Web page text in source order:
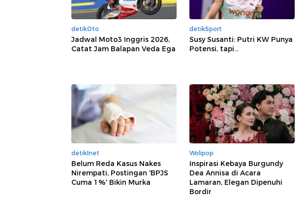
detikOto
Jadwal Moto3 Inggris 2026,
Catat Jam Balapan Veda Ega
detikSport
Susy Susanti: Putri KW Punya
Potensi, tapi...
detikInet
Belum Reda Kasus Nakes
Nirempati, Postingan 'BPJS
Cuma 1%' Bikin Murka
Wolipop
Inspirasi Kebaya Burgundy
Dea Annisa di Acara
Lamaran, Elegan Dipenuhi
Bordir